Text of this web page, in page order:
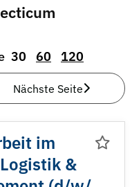
30 60 120
Nächste Seite
im
&